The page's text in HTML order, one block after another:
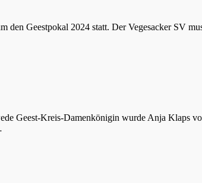
den Geestpokal 2024 statt. Der Vegesacker SV
Geest-Kreis-Damenkönigin wurde Anja Klaps